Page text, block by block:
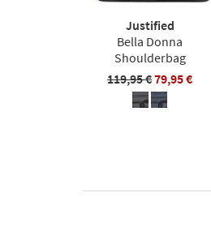
Justified
Bella Donna
Shoulderbag
119,95 €79,95 €